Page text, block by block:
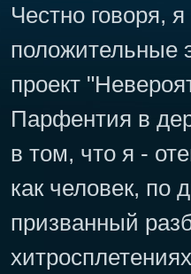
Честно говоря,
положительные
проект
Парфентия в
в том, что я -
как человек, по
призванный